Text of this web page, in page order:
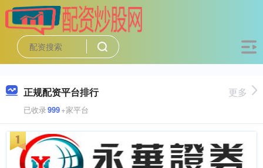
正规配资平台排行
已收录999+家平台
更多